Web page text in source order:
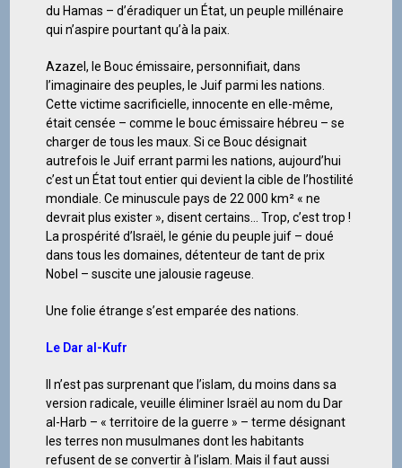
du Hamas – d’éradiquer un État, un peuple millénaire
qui n’aspire pourtant qu’à la paix.
Azazel, le Bouc émissaire, personnifiait, dans
l’imaginaire des peuples, le Juif parmi les nations.
Cette victime sacrificielle, innocente en elle-même,
était censée – comme le bouc émissaire hébreu – se
charger de tous les maux. Si ce Bouc désignait
autrefois le Juif errant parmi les nations, aujourd’hui
c’est un État tout entier qui devient la cible de l’hostilité
mondiale. Ce minuscule pays de 22 000 km² « ne
devrait plus exister », disent certains… Trop, c’est trop !
La prospérité d’Israël, le génie du peuple juif – doué
dans tous les domaines, détenteur de tant de prix
Nobel – suscite une jalousie rageuse.
Une folie étrange s’est emparée des nations.
Le Dar al-Kufr
Il n’est pas surprenant que l’islam, du moins dans sa
version radicale, veuille éliminer Israël au nom du Dar
al-Harb – « territoire de la guerre » – terme désignant
les terres non musulmanes dont les habitants
refusent de se convertir à l’islam. Mais il faut aussi